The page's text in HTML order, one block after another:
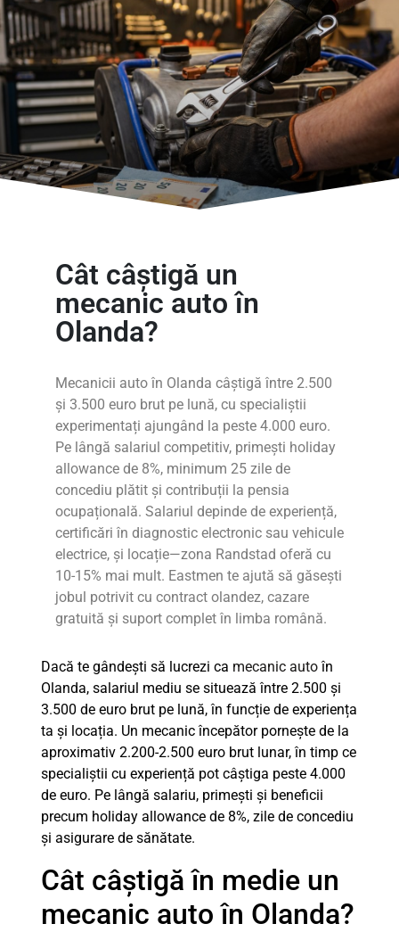
Cât câștigă un
mecanic auto în
Olanda?
Mecanicii auto în Olanda câștigă între 2.500
și 3.500 euro brut pe lună, cu specialiștii
experimentați ajungând la peste 4.000 euro.
Pe lângă salariul competitiv, primești holiday
allowance de 8%, minimum 25 zile de
concediu plătit și contribuții la pensia
ocupațională. Salariul depinde de experiență,
certificări în diagnostic electronic sau vehicule
electrice, și locație—zona Randstad oferă cu
10-15% mai mult. Eastmen te ajută să găsești
jobul potrivit cu contract olandez, cazare
gratuită și suport complet în limba română.
Dacă te gândești să lucrezi ca mecanic autoîn
Olanda, salariul mediu se situează între 2.500 și
3.500 de euro brut pe lună, în funcție de experiența
ta și locația. Un mecanic începător pornește de la
aproximativ 2.200-2.500 euro brut lunar, în timp ce
specialiștii cu experiență pot câștiga peste 4.000
de euro. Pe lângă salariu, primești și beneficii
precum holiday allowance de 8%, zile de concediu
și asigurare de sănătate.
Cât câștigă în medie un
mecanic auto în Olanda?